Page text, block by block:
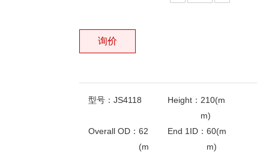
询价
型号： JS4118 Height： 210(m
m)
Overall OD： 62
(m
End 1ID：60(m
m)